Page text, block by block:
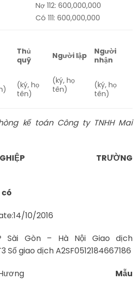
Nợ 112: 600,000,000
Có 111: 600,000,000
Thủ
quỹ
(ký, họ
tên)
Người lập
(ký, họ
tên)
Người
nhận
(ký, họ
tên)
kế toán Công ty TNHH Mai
NGHIỆP TRƯỜNG
có
10/2016
Sài Gòn – Hà Nội Giao dịch
Số giao dịch A2SF0512184667186
Mai Hương Mẫu